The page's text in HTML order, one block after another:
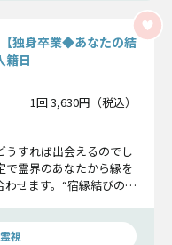
独身卒業◆あなたの結
籍日
1回 3,630円（税込）
うすれば出会えるのでし
霊界のあなたから縁を
せます。“宿縁結びの占
視